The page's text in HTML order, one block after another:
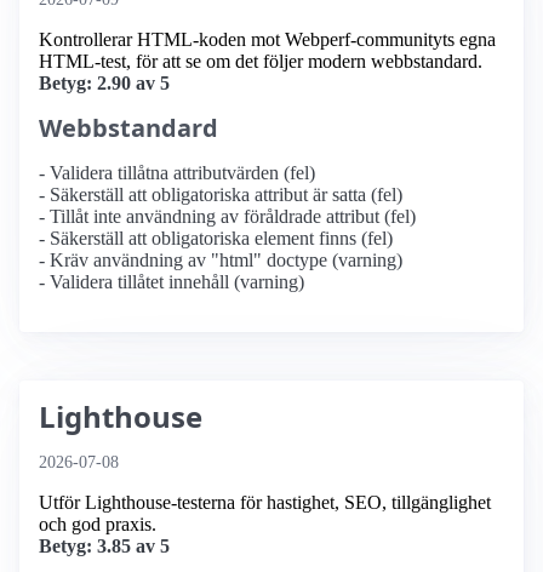
Kontrollerar HTML-koden mot Webperf-communityts egna
HTML-test, för att se om det följer modern webbstandard.
Betyg: 2.90 av 5
Webbstandard
- Validera tillåtna attributvärden (fel)
- Säkerställ att obligatoriska attribut är satta (fel)
- Tillåt inte användning av föråldrade attribut (fel)
- Säkerställ att obligatoriska element finns (fel)
- Kräv användning av "html" doctype (varning)
- Validera tillåtet innehåll (varning)
Lighthouse
2026-07-08
Utför Lighthouse-testerna för hastighet, SEO, tillgänglighet
och god praxis.
Betyg: 3.85 av 5